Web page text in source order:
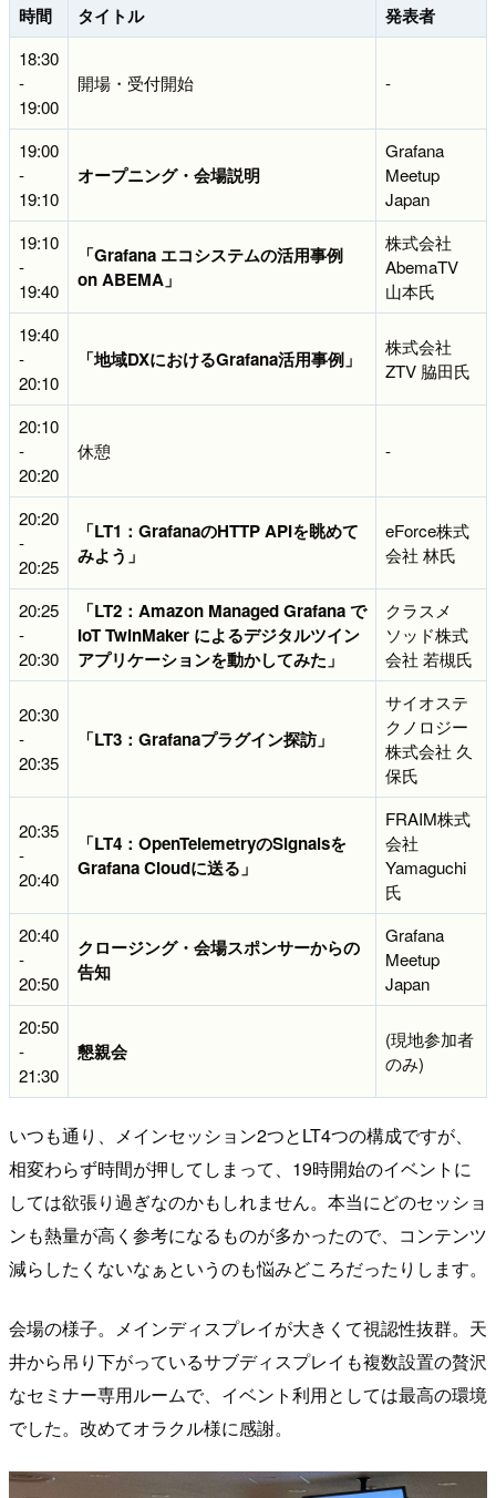
時間 タイトル 発表者
18:30
-
19:00
開場・受付開始 -
19:00
-
19:10
オープニング・会場説明
Grafana
Meetup
Japan
19:10
-
19:40
「Grafana エコシステムの活用事例
on ABEMA」
株式会社
AbemaTV
山本氏
19:40
-
20:10
「地域DXにおけるGrafana活用事例」
株式会社
ZTV 脇田氏
20:10
-
20:20
休憩 -
20:20
-
20:25
「LT1：GrafanaのHTTP APIを眺めて
みよう」
eForce株式
会社 林氏
20:25
-
20:30
「LT2：Amazon Managed Grafana で
IoT TwinMaker によるデジタルツイン
アプリケーションを動かしてみた」
クラスメ
ソッド株式
会社 若槻氏
20:30
-
20:35
「LT3：Grafanaプラグイン探訪」
サイオステ
クノロジー
株式会社 久
保氏
20:35
-
20:40
「LT4：OpenTelemetryのSignalsを
Grafana Cloudに送る」
FRAIM株式
会社
Yamaguchi
氏
20:40
-
20:50
クロージング・会場スポンサーからの
告知
Grafana
Meetup
Japan
20:50
-
21:30
懇親会
(現地参加者
のみ)
いつも通り、メインセッション2つとLT4つの構成ですが、
相変わらず時間が押してしまって、19時開始のイベントに
しては欲張り過ぎなのかもしれません。本当にどのセッショ
ンも熱量が高く参考になるものが多かったので、コンテンツ
減らしたくないなぁというのも悩みどころだったりします。
会場の様子。メインディスプレイが大きくて視認性抜群。天
井から吊り下がっているサブディスプレイも複数設置の贅沢
なセミナー専用ルームで、イベント利用としては最高の環境
でした。改めてオラクル様に感謝。